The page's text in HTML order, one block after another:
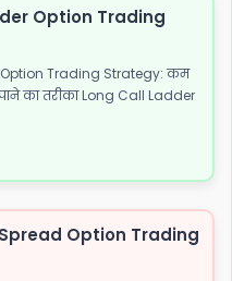
Option Trading
Trading Strategy: कम
का तरीका Long Call Ladder
Option Trading